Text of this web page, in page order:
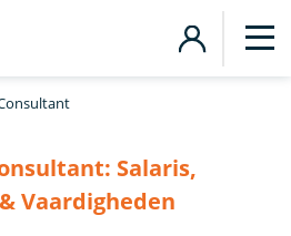
Salaris,
Vaardigheden